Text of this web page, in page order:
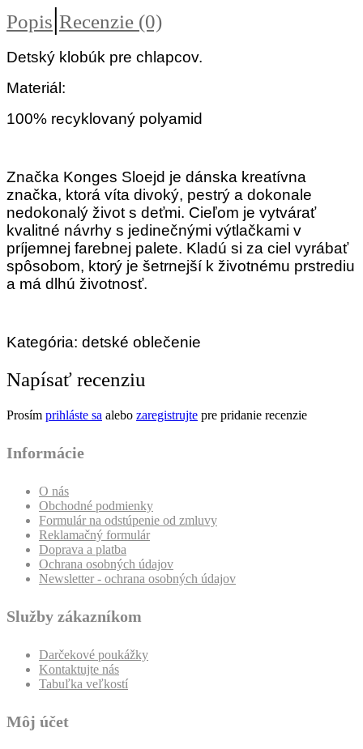
Popis|Recenzie (0)
Detský klobúk pre chlapcov.
Materiál:
100% recyklovaný polyamid
Značka Konges Sloejd je dánska kreatívna
značka, ktorá víta divoký, pestrý a dokonale
nedokonalý život s deťmi. Cieľom je vytvárať
kvalitné návrhy s jedinečnými výtlačkami v
príjemnej farebnej palete. Kladú si za ciel vyrábať
spôsobom, ktorý je šetrnejší k životnému prstrediu
a má dlhú životnosť.
Kategória: detské oblečenie
Napísať recenziu
Prosím prihláste sa alebo zaregistrujte pre pridanie recenzie
Informácie
O nás
Obchodné podmienky
Formulár na odstúpenie od zmluvy
Reklamačný formulár
Doprava a platba
Ochrana osobných údajov
Newsletter - ochrana osobných údajov
Služby zákazníkom
Darčekové poukážky
Kontaktujte nás
Tabuľka veľkostí
Môj účet